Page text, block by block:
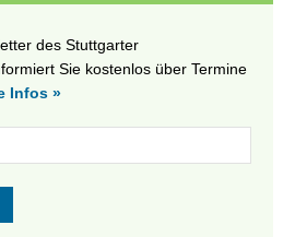
des Stuttgarter
Sie kostenlos über Termine
Infos »